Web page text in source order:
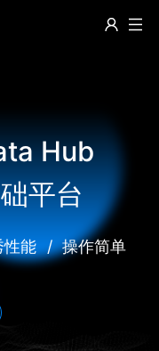
Hub
平台
性能 / 操作简单